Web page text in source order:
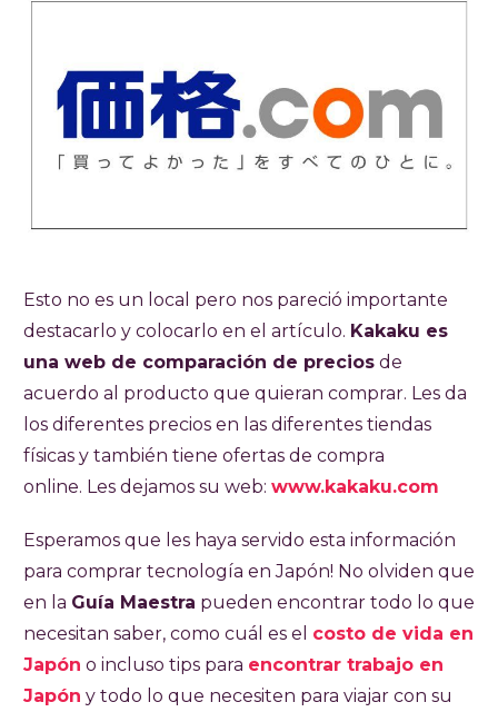
Esto no es un local pero nos pareció importante
destacarlo y colocarlo en el artículo. Kakaku es
una web de comparación de precios de
acuerdo al producto que quieran comprar. Les da
los diferentes precios en las diferentes tiendas
físicas y también tiene ofertas de compra
online. Les dejamos su web: www.kakaku.com
Esperamos que les haya servido esta información
para comprar tecnología en Japón! No olviden que
en la Guía Maestra pueden encontrar todo lo que
necesitan saber, como cuál es el costo de vida en
Japón o incluso tips para encontrar trabajo en
Japón y todo lo que necesiten para viajar con su